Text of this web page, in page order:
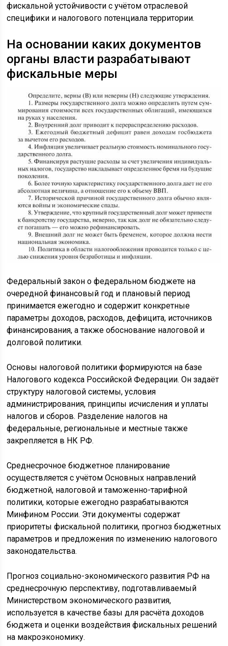
фискальной устойчивости с учётом отраслевой
специфики и налогового потенциала территории.
На основании каких документов
органы власти разрабатывают
фискальные меры
Федеральный закон о федеральном бюджете на
очередной финансовый год и плановый период
принимается ежегодно и содержит конкретные
параметры доходов, расходов, дефицита, источников
финансирования, а также обоснование налоговой и
долговой политики.
Основы налоговой политики формируются на базе
Налогового кодекса Российской Федерации. Он задаёт
структуру налоговой системы, условия
администрирования, принципы исчисления и уплаты
налогов и сборов. Разделение налогов на
федеральные, региональные и местные также
закрепляется в НК РФ.
Среднесрочное бюджетное планирование
осуществляется с учётом Основных направлений
бюджетной, налоговой и таможенно-тарифной
политики, которые ежегодно разрабатываются
Минфином России. Эти документы содержат
приоритеты фискальной политики, прогноз бюджетных
параметров и предложения по изменению налогового
законодательства.
Прогноз социально-экономического развития РФ на
среднесрочную перспективу, подготавливаемый
Министерством экономического развития,
используется в качестве базы для расчёта доходов
бюджета и оценки воздействия фискальных решений
на макроэкономику.